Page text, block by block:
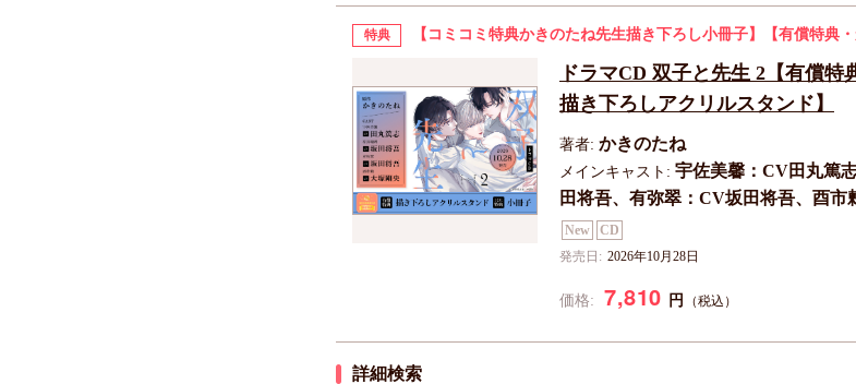
特典 【コミコミ特典かきのたね先生描き下ろし小冊子】 【有償特典
ドラマCD 双子と先生 2【有償特
描き下ろしアクリルスタンド】
著者: かきのたね
メインキャスト: 宇佐美馨：CV田丸篤
田将吾、有弥翠：CV坂田将吾、酉市
New
CD
発売日: 2026年10月28日
価格: 7,810 円 （税込）
詳細検索